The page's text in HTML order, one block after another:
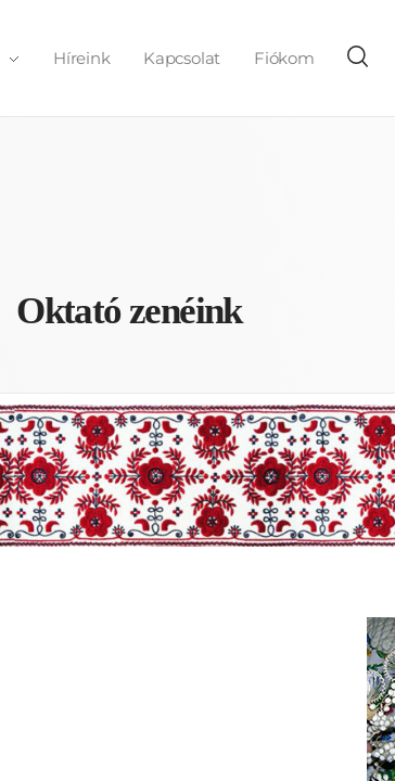
Híreink Kapcsolat Fiókom
Oktató zenéink